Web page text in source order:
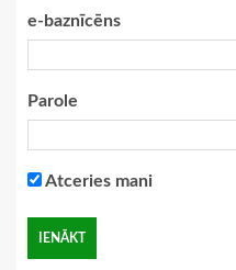
e-baznīcēns
Parole
Atceries mani